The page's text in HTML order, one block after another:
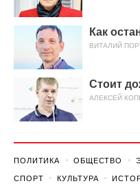
Как
ВИТАЛИЙ
Стоит
АЛЕКСЕЙ
ПОЛИТИКА ОБЩЕСТВО
СПОРТ КУЛЬТУРА